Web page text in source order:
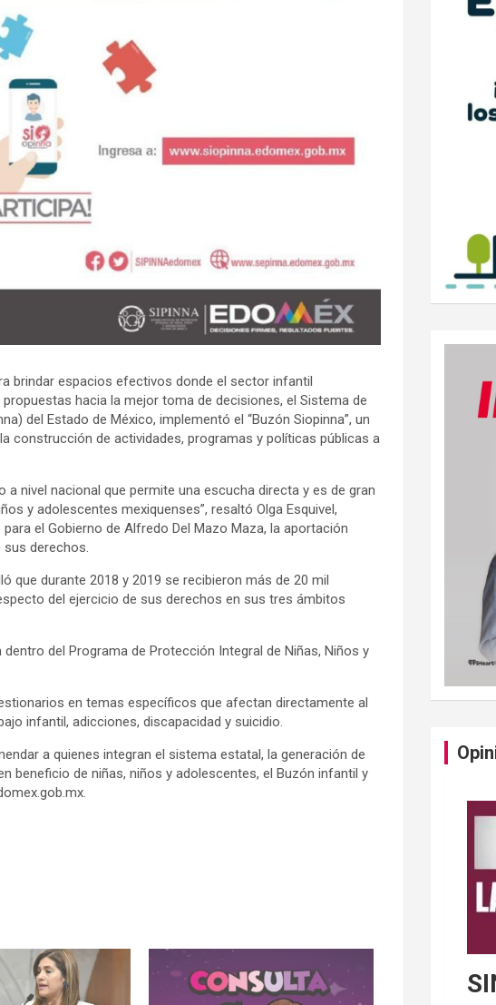
brindar espacios efectivos donde el sector infantil
hacia la mejor toma de decisiones, el Sistema de
del Estado de México, implementó el “Buzón Siopinna”, un
construcción de actividades, programas y políticas públicas a
nivel nacional que permite una escucha directa y es de gran
y adolescentes mexiquenses”, resaltó Olga Esquivel,
el Gobierno de Alfredo Del Mazo Maza, la aportación
derechos.
que durante 2018 y 2019 se recibieron más de 20 mil
del ejercicio de sus derechos en sus tres ámbitos
del Programa de Protección Integral de Niñas, Niños y
en temas específicos que afectan directamente al
infantil, adicciones, discapacidad y suicidio.
a quienes integran el sistema estatal, la generación de
beneficio de niñas, niños y adolescentes, el Buzón infantil y